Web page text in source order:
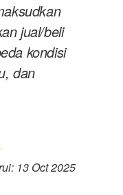
jual/beli
kondisi
dan
13 Oct 2025